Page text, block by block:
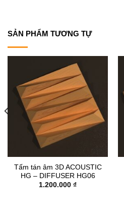
SẢN PHẨM TƯƠNG TỰ
Tấm tán âm 3D ACOUSTIC
HG – DIFFUSER HG06
1.200.000 ₫